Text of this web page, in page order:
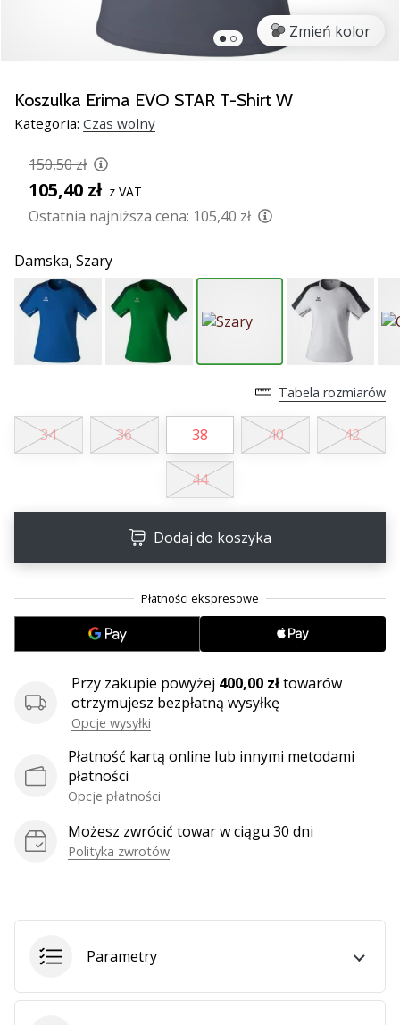
wszystkie
artykuły
Zmień kolor
Koszulka Erima EVO STAR T-Shirt W
Kategoria: Czas wolny
150,50 zł
105,40 zł z VAT
Ostatnia najniższa cena: 105,40 zł
Damska, Szary
Tabela rozmiarów
34 36 38 40 42
44
Dodaj do koszyka
Przy zakupie powyżej 400,00 złtowarów
otrzymujesz bezpłatną wysyłkę
Opcje wysyłki
Płatność kartą online lub innymi metodami
płatności
Opcje płatności
Możesz zwrócić towar w ciągu 30 dni
Polityka zwrotów
Parametry